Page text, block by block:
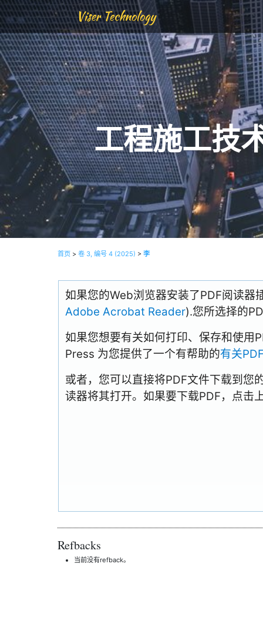
Viser Technology
工程施工技
首页 > 卷 3, 编号 4 (2025) > 李
如果您的Web浏览器安装了PDF阅读器
Adobe Acrobat Reader).您所选择的
如果您想要有关如何打印、保存和使用
Press 为您提供了一个有帮助的有关
或者，您可以直接将PDF文件下载到您
读器将其打开。如果要下载PDF，点击
Refbacks
当前没有refback。